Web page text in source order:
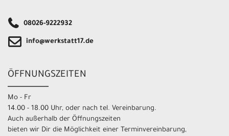
08026-9222932
info@werkstatt17.de
ÖFFNUNGSZEITEN
Mo - Fr
14.00 - 18.00 Uhr, oder nach tel. Vereinbarung.
Auch außerhalb der Öffnungszeiten
bieten wir Dir die Möglichkeit einer Terminvereinbarung,